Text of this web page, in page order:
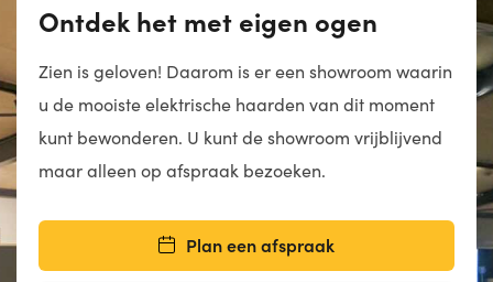
Ontdek het met eigen ogen
Zien is geloven! Daarom is er een showroom waarin
u de mooiste elektrische haarden van dit moment
kunt bewonderen. U kunt de showroom vrijblijvend
maar alleen op afspraak bezoeken.
Plan een afspraak